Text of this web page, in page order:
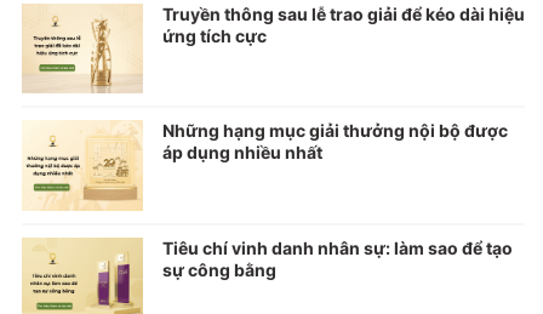
Truyền thông sau lễ trao giải để kéo dài hiệu
ứng tích cực
Những hạng mục giải thưởng nội bộ được
áp dụng nhiều nhất
Tiêu chí vinh danh nhân sự: làm sao để tạo
sự công bằng